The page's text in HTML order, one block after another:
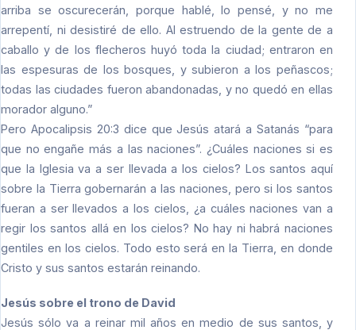
arriba se oscurecerán, porque hablé, lo pensé, y no me
arrepentí, ni desistiré de ello. Al estruendo de la gente de a
caballo y de los flecheros huyó toda la ciudad; entraron en
las espesuras de los bosques, y subieron a los peñascos;
todas las ciudades fueron abandonadas, y no quedó en ellas
morador alguno.”
Pero Apocalipsis 20:3 dice que Jesús atará a Satanás “para
que no engañe más a las naciones”. ¿Cuáles naciones si es
que la Iglesia va a ser llevada a los cielos? Los santos aquí
sobre la Tierra gobernarán a las naciones, pero si los santos
fueran a ser llevados a los cielos, ¿a cuáles naciones van a
regir los santos allá en los cielos? No hay ni habrá naciones
gentiles en los cielos. Todo esto será en la Tierra, en donde
Cristo y sus santos estarán reinando.
Jesús sobre el trono de David
Jesús sólo va a reinar mil años en medio de sus santos, y